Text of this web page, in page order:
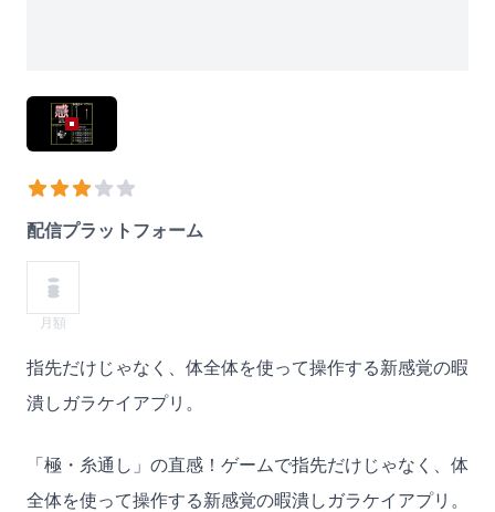
感・糸通し (0)
おススメ度
2out of 5 stars
配信プラットフォーム
月額
Description
指先だけじゃなく、体全体を使って操作する新感覚の暇
潰しガラケイアプリ。
「極・糸通し」の直感！ゲームで指先だけじゃなく、体
全体を使って操作する新感覚の暇潰しガラケイアプリ。